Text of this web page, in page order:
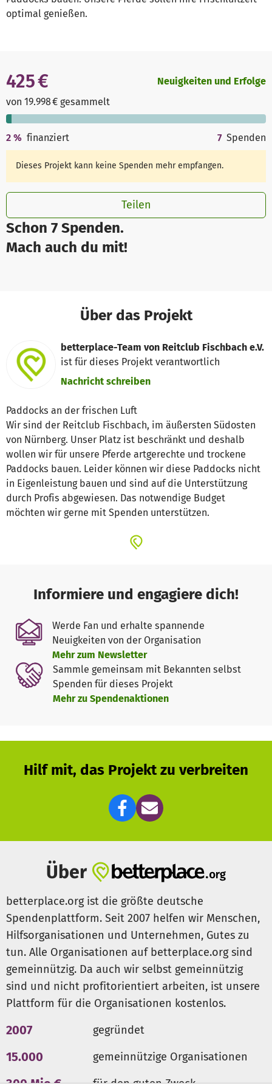
optimal genießen.
Schon 7 Spenden.
Mach auch du mit!
425 €
von 19.998 € gesammelt
Neuigkeiten und Erfolge
2 % finanziert 7 Spenden
Dieses Projekt kann keine Spenden mehr empfangen.
Teilen
Über das Projekt
betterplace-Team von Reitclub Fischbach e.V.
ist für dieses Projekt verantwortlich
Nachricht schreiben
Paddocks an der frischen Luft
Wir sind der Reitclub Fischbach, im äußersten Südosten
von Nürnberg. Unser Platz ist beschränkt und deshalb
wollen wir für unsere Pferde artgerechte und trockene
Paddocks bauen. Leider können wir diese Paddocks nicht
in Eigenleistung bauen und sind auf die Unterstützung
durch Profis abgewiesen. Das notwendige Budget
möchten wir gerne mit Spenden unterstützen.
Informiere und engagiere dich!
Werde Fan und erhalte spannende
Neuigkeiten von der Organisation
Mehr zum Newsletter
Sammle gemeinsam mit Bekannten selbst
Spenden für dieses Projekt
Mehr zu Spendenaktionen
Hilf mit, das Projekt zu verbreiten
Über
betterplace.org ist die größte deutsche
Spendenplattform. Seit 2007 helfen wir Menschen,
Hilfsorganisationen und Unternehmen, Gutes zu
tun. Alle Organisationen auf betterplace.org sind
gemeinnützig. Da auch wir selbst gemeinnützig
sind und nicht profitorientiert arbeiten, ist unsere
Plattform für die Organisationen kostenlos.
2007 gegründet
15.000 gemeinnützige Organisationen
300 Mio € für den guten Zweck